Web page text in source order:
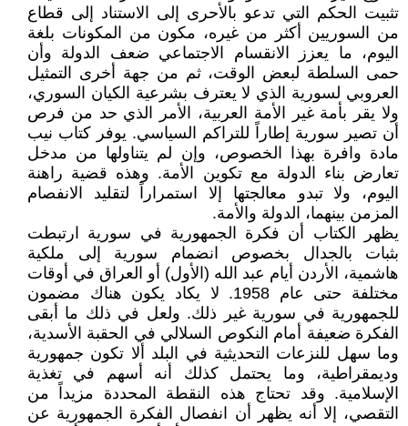
تثبيت الحكم التي تدعو بالأحرى إلى الاستناد إلى قطاع
من السوريين أكثر من غيره، مكون من المكونات بلغة
اليوم، ما يعزز الانقسام الاجتماعي ضعف الدولة وأن
حمى السلطة لبعض الوقت، ثم من جهة أخرى التمثيل
العروبي لسورية الذي لا يعترف بشرعية الكيان السوري،
ولا يقر بأمة غير الأمة العربية، الأمر الذي حد من فرص
أن تصير سورية إطاراً للتراكم السياسي. يوفر كتاب نيب
مادة وافرة بهذا الخصوص، وإن لم يتناولها من مدخل
تعارض بناء الدولة مع تكوين الأمة. وهذه قضية راهنة
اليوم، ولا تبدو معالجتها إلا استمراراً لتقليد الانفصام
المزمن بينهما، الدولة والأمة.
يظهر الكتاب أن فكرة الجمهورية في سورية ارتبطت
بثبات بالجدال بخصوص انضمام سورية إلى ملكية
هاشمية، الأردن أيام عبد الله (الأول) أو العراق في أوقات
مختلفة حتى عام 1958. لا يكاد يكون هناك مضمون
للجمهورية في سورية غير ذلك. ولعل في ذلك ما أبقى
الفكرة ضعيفة أمام النكوص السلالي في الحقبة الأسدية،
وما سهل للنزعات التحديثية في البلد ألا تكون جمهورية
وديمقراطية، وما يحتمل كذلك أنه أسهم في تغذية
الإسلامية. وقد تحتاج هذه النقطة المحددة مزيداً من
التقصي، إلا أنه يظهر أن انفصال الفكرة الجمهورية عن